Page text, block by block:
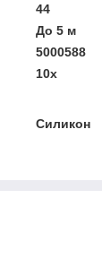
44
До 5 м
5000588
10х
Силикон